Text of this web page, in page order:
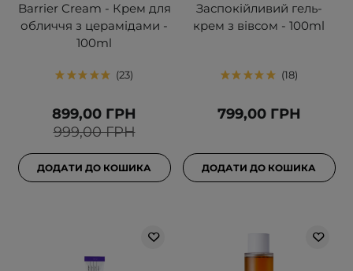
Barrier Cream - Крем для
обличчя з церамідами -
100ml
23
999,00 ГРН
899,00 ГРН
ДОДАТИ ДО КОШИКА
Заспокійливий гель-
крем з вівсом - 100ml
18
799,00 ГРН
ДОДАТИ ДО КОШИКА